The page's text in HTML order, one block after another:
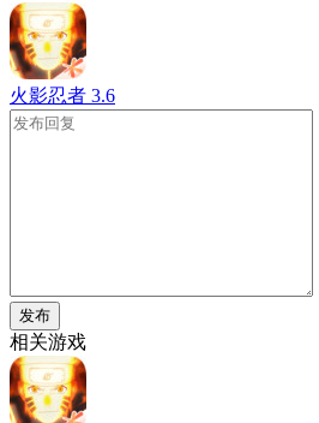
火影忍者 3.6
发布
相关游戏